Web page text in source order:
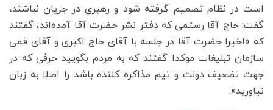
است در نظام تصمیم گرفته شود و رهبری در جریان نباشند،
گفت: حاج آقا رستمی که دفتر نشر حضرت آقا آمده‌اند، گفتند
که «اخیرا حضرت آقا در جلسه با آقای حاج اکبری و آقای قمی
سازمان تبلیغات موکدا گفتند که به مردم بگویید حرفی که در
جهت تضعیف دولت و تیم مذاکره کننده باشد را اصلا به زبان
نیاورید».